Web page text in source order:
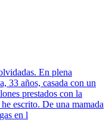
En plena
33 años, casada con un
prestados con la
escrito. De una mamada
en l